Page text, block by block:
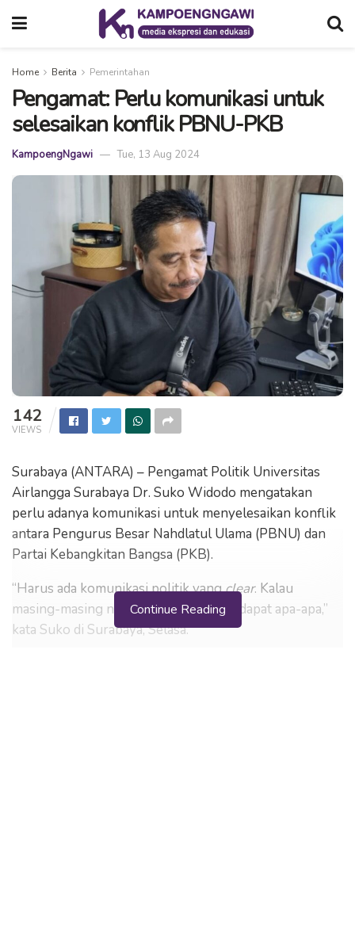
Home Berita Pemerintahan
Pengamat: Perlu komunikasi untuk
selesaikan konflik PBNU-PKB
KampoengNgawi Tue, 13 Aug 2024
142
VIEWS
Surabaya (ANTARA) – Pengamat Politik Universitas
Airlangga Surabaya Dr. Suko Widodo mengatakan
perlu adanya komunikasi untuk menyelesaikan konflik
antara Pengurus Besar Nahdlatul Ulama (PBNU) dan
Partai Kebangkitan Bangsa (PKB).
“Harus ada komunikasi politik yangclear. Kalau
masing-masing ngotot tidak akan mendapat apa-apa,”
kata Suko di Surabaya, Selasa.
Continue Reading